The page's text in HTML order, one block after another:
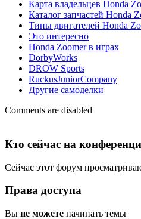
Карта владельцев Honda
Каталог запчастей Honda
Типы двигателей Honda
Это интересно
Honda Zoomer в играх
DorbyWorks
DROW Sports
RuckusJuniorCompany
Другие самоделки
Comments are disabled
Кто сейчас на
Сейчас этот форум
Права доступа
Вы не можете начинать темы